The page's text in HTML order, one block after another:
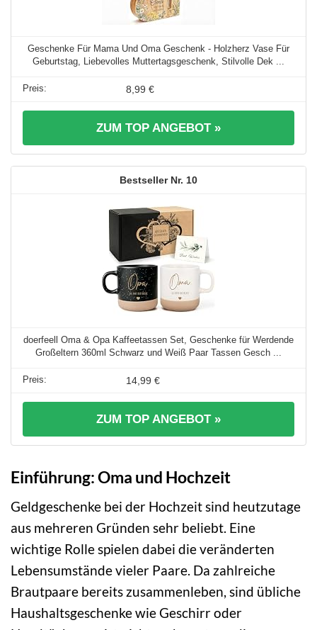
Geschenke Für Mama Und Oma Geschenk - Holzherz Vase Für
Geburtstag, Liebevolles Muttertagsgeschenk, Stilvolle Dek ...
8,99 €
ZUM TOP ANGEBOT »
10
doerfeell Oma & Opa Kaffeetassen Set, Geschenke für Werdende
Großeltern 360ml Schwarz und Weiß Paar Tassen Gesch ...
14,99 €
ZUM TOP ANGEBOT »
Einführung: Oma und Hochzeit
Geldgeschenke bei der Hochzeit sind heutzutage
aus mehreren Gründen sehr beliebt. Eine
wichtige Rolle spielen dabei die veränderten
Lebensumstände vieler Paare. Da zahlreiche
Brautpaare bereits zusammenleben, sind übliche
Haushaltsgeschenke wie Geschirr oder